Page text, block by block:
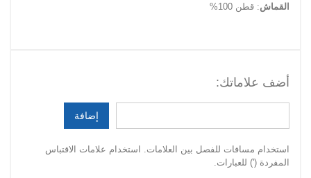
القماش: قطن 100%
أضف علاماتك:
إضافة
استخدام مسافات للفصل بين العلامات. استخدام علامات الاقتباس
المفردة (') للعبارات.